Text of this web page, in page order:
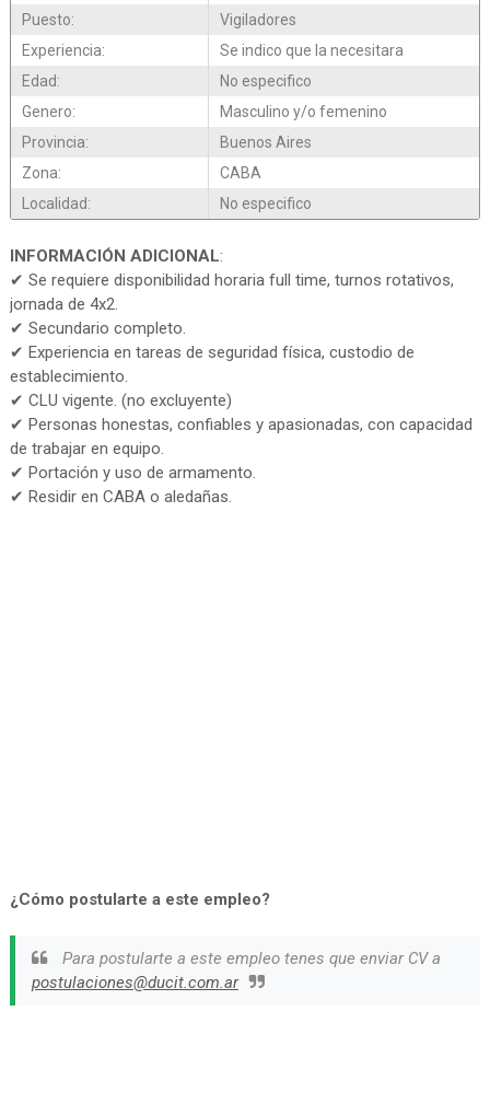
Puesto:
Vigiladores
Experiencia:
Se indico que la necesitara
Edad:
No especifico
Genero:
Masculino y/o femenino
Provincia:
Buenos Aires
Zona:
CABA
Localidad:
No especifico
INFORMACIÓN ADICIONAL:
✔ Se requiere disponibilidad horaria full time, turnos rotativos,
jornada de 4x2.
✔ Secundario completo.
✔ Experiencia en tareas de seguridad física, custodio de
establecimiento.
✔ CLU vigente. (no excluyente)
✔ Personas honestas, confiables y apasionadas, con capacidad
de trabajar en equipo.
✔ Portación y uso de armamento.
✔ Residir en CABA o aledañas.
¿Cómo postularte a este empleo?
Para postularte a este empleo tenes que enviar CV a
postulaciones@ducit.com.ar